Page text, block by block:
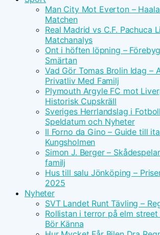
Man City Mot Everton –
Matchen
Real Madrid vs C.F. Pachuca
Matchanalys
Ont i höften löpning –
Smärtan
Vad Gör Tomas Brolin Idag –
Privatliv Med Familj
Plymouth Argyle FC mot
Historisk Cupskräll
Sveriges Herrlandslag i
Speldatum och Nyheter
Il Forno da Gino – Guide till
Kungsholmen
Simon J. Berger –
familj
Hus till salu Jönköping –
2025
Nyheter
SVT Landet Runt Tävling –
Rollistan i terror på elm street
Bör Känna